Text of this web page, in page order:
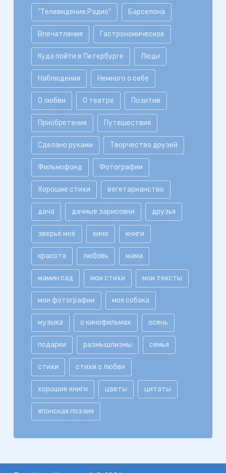
"Телевидение.Радио" Барселона
Впечатления Гастрономическое
Куда пойти в Петербурге Люди
Наблюдения Немного о себе
О любви О театре Позитив
Приобретения Путешествия
Сделано руками Творчество друзей
Фильмофонд Фотографии
Хорошие стихи вегетарианство
дача дачные зарисовки друзья
зверьё моё кино книги
красота любовь мама
мамин сад мои стихи мои тексты
мои фотографии моя собака
музыка о кинофильмах осень
подарки размышлизмы семья
стихи стихи о любви
хорошие книги цветы цитаты
японская поэзия